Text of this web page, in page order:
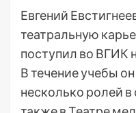
Евгений
театральную
поступил во ВГИК
В течение учебы
несколько ролей в